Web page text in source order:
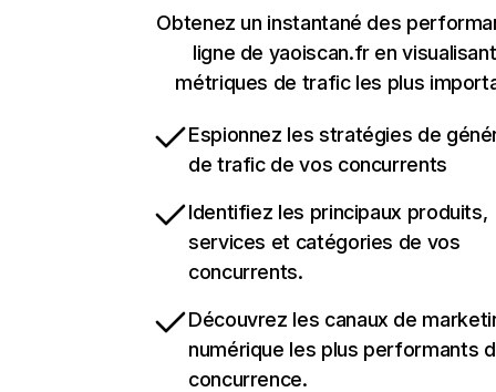
Obtenez un instantané des
ligne de yaoiscan.fr en
métriques de trafic les plus
Espionnez les stratégies de
de trafic de vos concurrents
Identifiez les principaux produits,
services et catégories de vos
concurrents.
Découvrez les canaux de
numérique les plus performants
concurrence.